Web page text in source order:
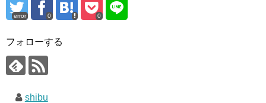
error 0 0
フォローする
shibu